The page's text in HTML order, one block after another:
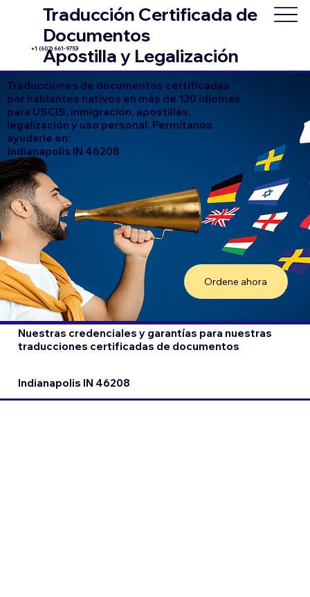
Traducción Certificada de
Documentos
Apostilla y Legalización
+1 (602) 661-9753
Traducciones de documentos certificadas
por hablantes nativos en más de 130 idiomas
para USCIS, inmigración, apostillas,
legalización y uso personal. Permítanos
ayudarle en:
Indianapolis IN 46208
Ordene ahora
Nuestras credenciales y garantías para nuestras
traducciones certificadas de documentos
Indianapolis IN 46208